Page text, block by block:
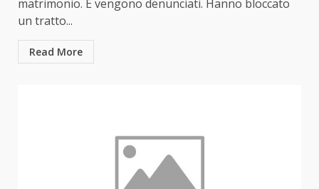
matrimonio. E vengono denunciati. Hanno bloccato
un tratto...
Read More